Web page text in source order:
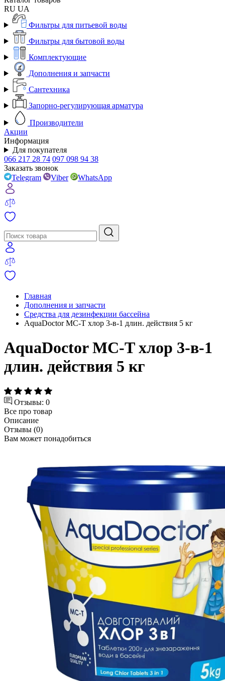
RU UA
Фильтры для питьевой воды
Фильтры для бытовой воды
Комплектующие
Дополнения и запчасти
Сантехника
Запорно-регулирующая арматура
Производители
Акции
Информация
Для покупателя
066 217 28 74 097 098 94 38
Заказать звонок
Telegram
Viber WhatsApp
Главная
Дополнения и запчасти
Средства для дезинфекции бассейна
AquaDoctor MC-T хлор 3-в-1 длин. действия 5 кг
AquaDoctor MC-T хлор 3-в-1
длин. действия 5 кг
Отзывы: 0
Все про товар
Описание
Отзывы (0)
Вам может понадобиться